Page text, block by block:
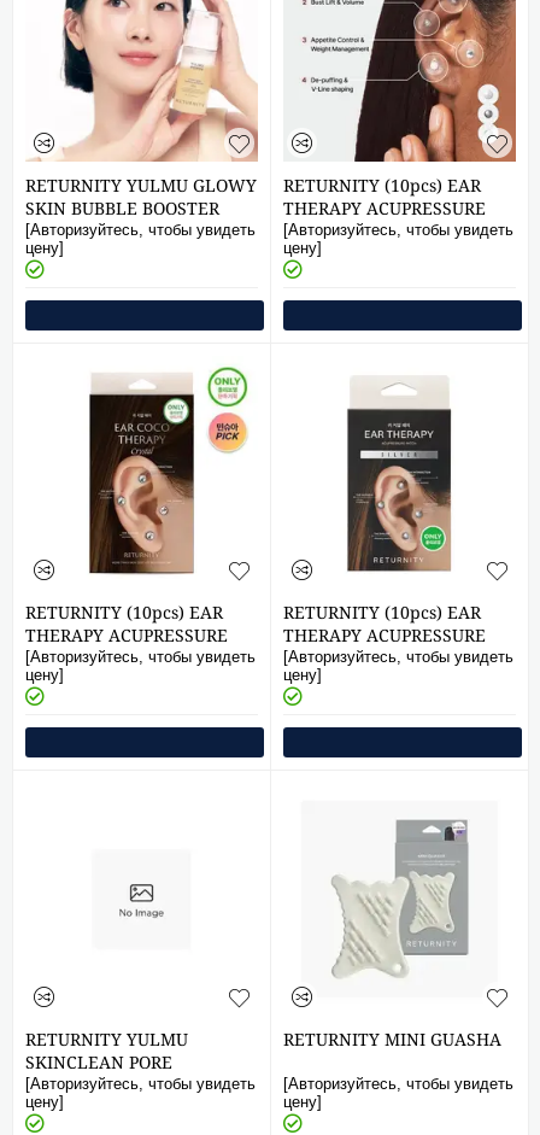
RETURNITY YULMU GLOWY
SKIN BUBBLE BOOSTER
85ml
[Авторизуйтесь, чтобы увидеть
цену]
RETURNITY (10pcs) EAR
THERAPY ACUPRESSURE
PATCH PEARL
[Авторизуйтесь, чтобы увидеть
цену]
RETURNITY (10pcs) EAR
THERAPY ACUPRESSURE
PATCH CRYSTAL
[Авторизуйтесь, чтобы увидеть
цену]
RETURNITY (10pcs) EAR
THERAPY ACUPRESSURE
PATCH SILVER
[Авторизуйтесь, чтобы увидеть
цену]
RETURNITY YULMU
SKINCLEAN PORE
AMPOULE 40ml
[Авторизуйтесь, чтобы увидеть
цену]
RETURNITY MINI GUASHA
[Авторизуйтесь, чтобы увидеть
цену]